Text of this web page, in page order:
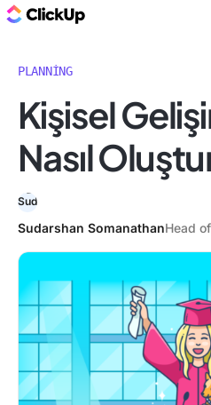
PLANNING
Kişisel
Nasıl
Sudarshan SomanathanHead